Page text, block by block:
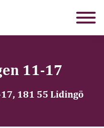
11-17
181 55 Lidingö